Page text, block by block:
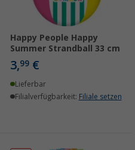
Happy People Happy
Summer Strandball 33 cm
3,99 €
Lieferbar
Filialverfügbarkeit: Filiale setzen